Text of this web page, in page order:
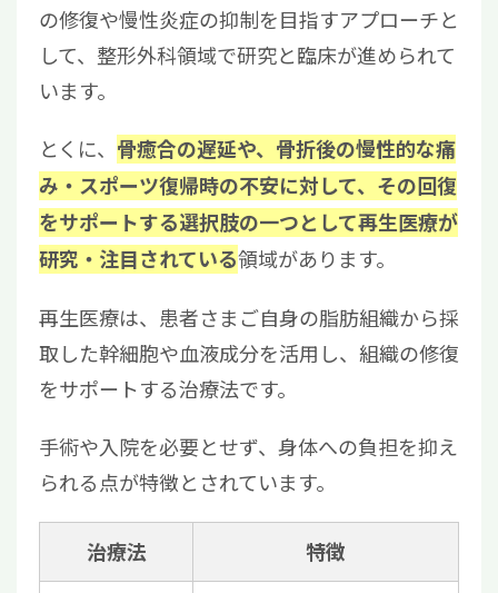
の修復や慢性炎症の抑制を目指すアプローチと
して、整形外科領域で研究と臨床が進められて
います。
とくに、 骨癒合の遅延や、骨折後の慢性的な痛
み・スポーツ復帰時の不安に対して、その回復
をサポートする選択肢の一つとして再生医療が
研究・注目されている領域があります。
再生医療は、患者さまご自身の脂肪組織から採
取した幹細胞や血液成分を活用し、組織の修復
をサポートする治療法です。
手術や入院を必要とせず、身体への負担を抑え
られる点が特徴とされています。
治療法 特徴